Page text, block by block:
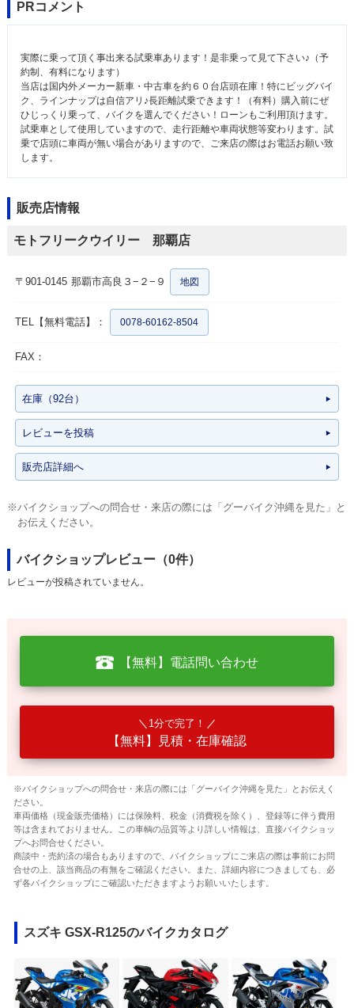
PRコメント
実際に乗って頂く事出来る試乗車あります！是非乗って見て下さい♪（予
約制、有料になります）
当店は国内外メーカー新車・中古車を約６０台店頭在庫！特にビッグバイ
ク、ラインナップは自信アリ♪長距離試乗できます！（有料）購入前にぜ
ひじっくり乗って、バイクを選んでください！ローンもご利用頂けます。
試乗車として使用していますので、走行距離や車両状態等変わります。試
乗で店頭に車両が無い場合がありますので、ご来店の際はお電話お願い致
します。
販売店情報
モトフリークウイリー 那覇店
〒901-0145 那覇市高良３−２−９ 地図
TEL【無料電話】： 0078-60162-8504
FAX：
在庫（92台）
レビューを投稿
販売店詳細へ
※バイクショップへの問合せ・来店の際には「グーバイク沖縄を見た」と
お伝えください。
バイクショップレビュー（0件）
レビューが投稿されていません。
【無料】電話問い合わせ
1分で完了！
【無料】見積・在庫確認
※バイクショップへの問合せ・来店の際には「グーバイク沖縄を見た」とお伝えく
ださい。
車両価格（現金販売価格）には保険料、税金（消費税を除く）、登録等に伴う費用
等は含まれておりません。この車輌の品質等より詳しい情報は、直接バイクショッ
プへお問合せください。
商談中・売約済の場合もありますので、バイクショップにご来店の際は事前にお問
合せの上、該当商品の有無をご確認ください。また、詳細内容につきましても、必
ず各バイクショップにご確認いただきますようお願いいたします。
スズキ GSX-R125のバイクカタログ